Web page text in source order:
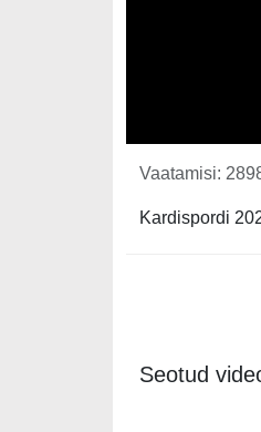
Vaatamisi:
Kardispordi
Seotud